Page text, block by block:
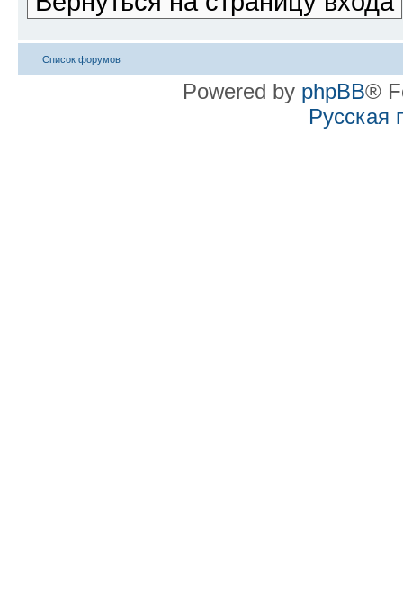
Список форумов
Powered by phpBB®
Русская